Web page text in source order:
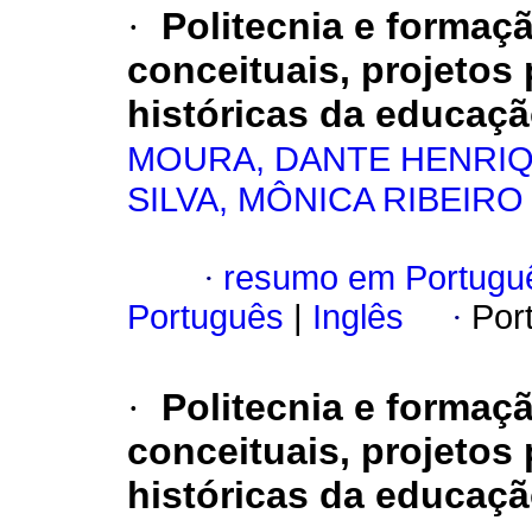
·
Politecnia e
conceituais, projetos
históricas da
MOURA, DANTE
SILVA, MÔNICA RIBEIRO
· resumo em
Português
Inglês ·
·
Politecnia e
conceituais, projetos
históricas da